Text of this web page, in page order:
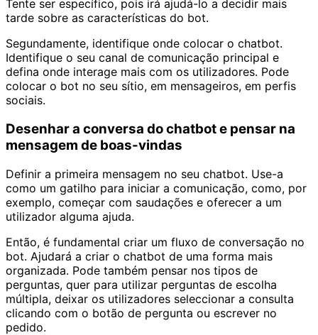
Tente ser específico, pois irá ajudá-lo a decidir mais
tarde sobre as características do bot.
Segundamente, identifique onde colocar o chatbot.
Identifique o seu canal de comunicação principal e
defina onde interage mais com os utilizadores. Pode
colocar o bot no seu sítio, em mensageiros, em perfis
sociais.
Desenhar a conversa do chatbot e pensar na
mensagem de boas-vindas
Definir a primeira mensagem no seu chatbot. Use-a
como um gatilho para iniciar a comunicação, como, por
exemplo, começar com saudações e oferecer a um
utilizador alguma ajuda.
Então, é fundamental criar um fluxo de conversação no
bot. Ajudará a criar o chatbot de uma forma mais
organizada. Pode também pensar nos tipos de
perguntas, quer para utilizar perguntas de escolha
múltipla, deixar os utilizadores seleccionar a consulta
clicando com o botão de pergunta ou escrever no
pedido.